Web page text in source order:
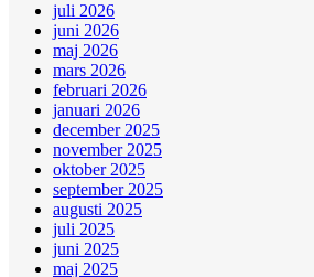
juli 2026
juni 2026
maj 2026
mars 2026
februari 2026
januari 2026
december 2025
november 2025
oktober 2025
september 2025
augusti 2025
juli 2025
juni 2025
maj 2025